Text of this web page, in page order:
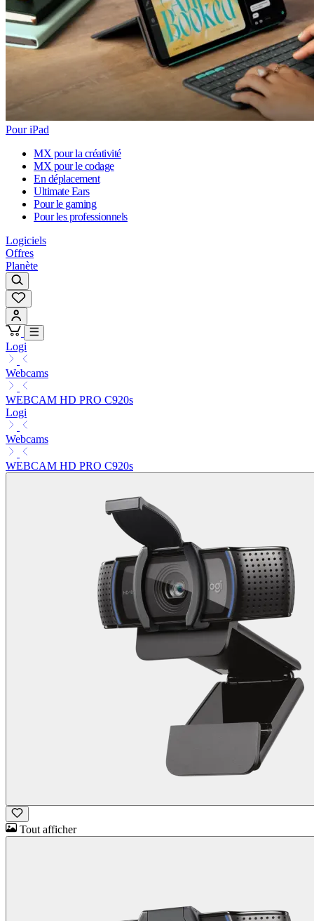
Pour iPad
MX pour la créativité
MX pour le codage
En déplacement
Ultimate Ears
Pour le gaming
Pour les professionnels
Logiciels
Offres
Planète
Logi
Webcams
WEBCAM HD PRO C920s
Logi
Webcams
WEBCAM HD PRO C920s
Tout afficher